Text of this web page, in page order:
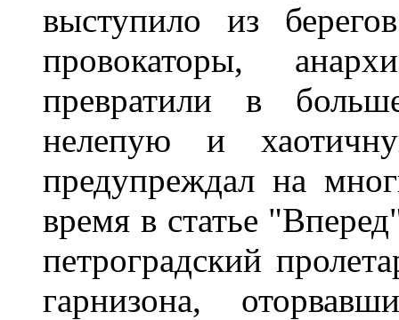
выступило из
провокаторы,
превратили в
нелепую и
предупреждал на
время в статье
петроградский
гарнизона,